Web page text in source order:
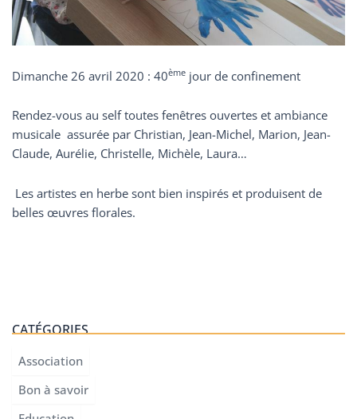
Dimanche 26 avril 2020 : 40ème jour de confinement
Rendez-vous au self toutes fenêtres ouvertes et ambiance
musicale assurée par Christian, Jean-Michel, Marion, Jean-
Claude, Aurélie, Christelle, Michèle, Laura…
Les artistes en herbe sont bien inspirés et produisent de
belles œuvres florales.
CATÉGORIES
Association
Bon à savoir